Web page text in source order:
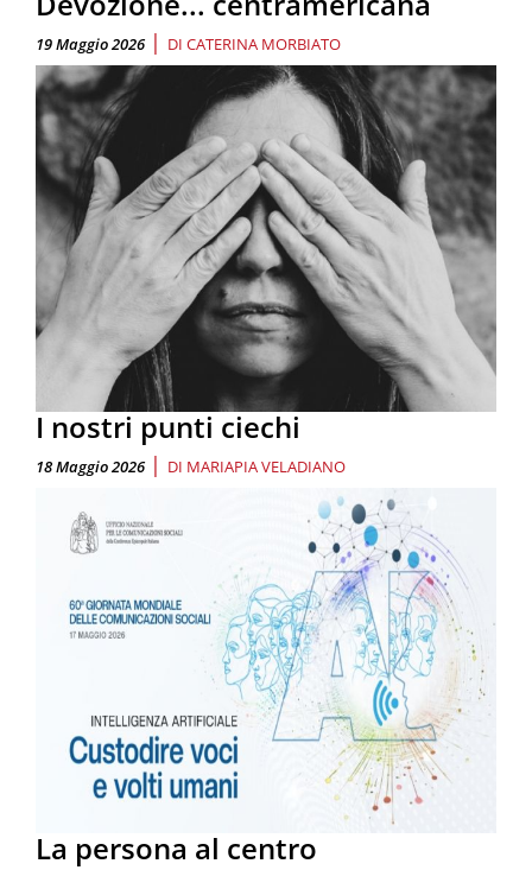
19 Maggio 2026 | DI CATERINA MORBIATO
I nostri punti ciechi
18 Maggio 2026 | DI MARIAPIA VELADIANO
La persona al centro